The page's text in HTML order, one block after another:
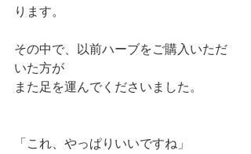
ります。
その中で、以前ハーブをご購入いただ
いた方が
また足を運んでくださいました。
「これ、やっぱりいいですね」